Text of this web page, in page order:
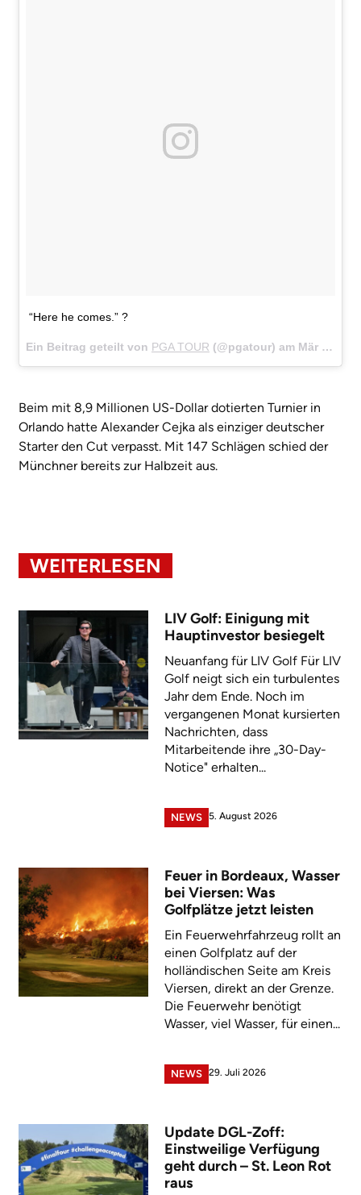
“Here he comes.” ?
Ein Beitrag geteilt von PGA TOUR (@pgatour) am Mär 18, 2018 um 1:42 PDT
Beim mit 8,9 Millionen US-Dollar dotierten Turnier in
Orlando hatte Alexander Cejka als einziger deutscher
Starter den Cut verpasst. Mit 147 Schlägen schied der
Münchner bereits zur Halbzeit aus.
WEITERLESEN
LIV Golf: Einigung mit
Hauptinvestor besiegelt
Neuanfang für LIV Golf Für LIV
Golf neigt sich ein turbulentes
Jahr dem Ende. Noch im
vergangenen Monat kursierten
Nachrichten, dass
Mitarbeitende ihre „30-Day-
Notice" erhalten...
NEWS 5. August 2026
Feuer in Bordeaux, Wasser
bei Viersen: Was
Golfplätze jetzt leisten
Ein Feuerwehrfahrzeug rollt an
einen Golfplatz auf der
holländischen Seite am Kreis
Viersen, direkt an der Grenze.
Die Feuerwehr benötigt
Wasser, viel Wasser, für einen...
NEWS 29. Juli 2026
Update DGL-Zoff:
Einstweilige Verfügung
geht durch – St. Leon Rot
raus